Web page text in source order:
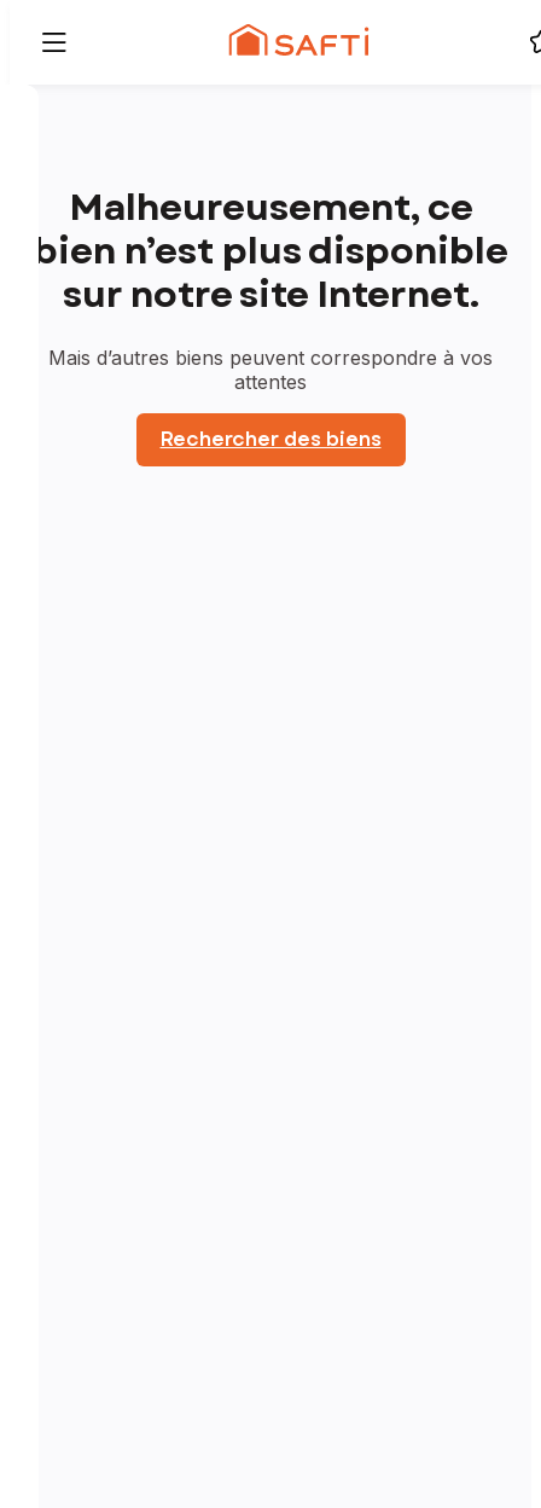
Malheureusement, ce
bien n’est plus disponible
sur notre site Internet.
Mais d’autres biens peuvent correspondre à vos
attentes
Rechercher des biens